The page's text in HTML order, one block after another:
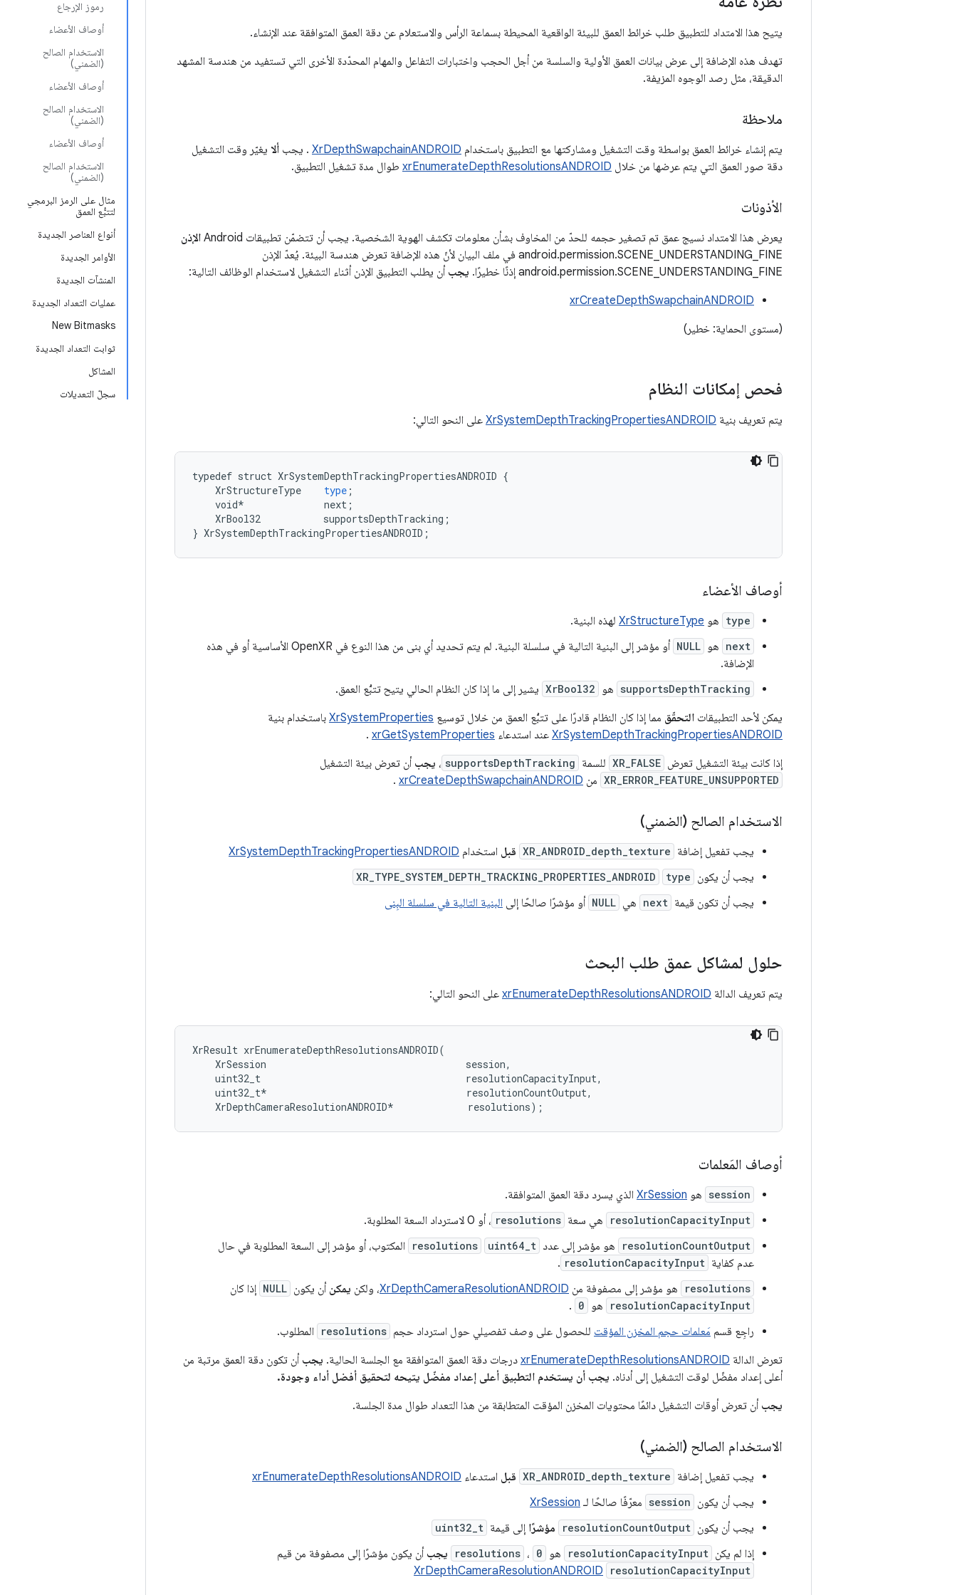
رموز الإرجاع
أوصاف الأعضاء
الاستخدام الصالح
(الضمني)
أوصاف الأعضاء
الاستخدام الصالح
(الضمني)
أوصاف الأعضاء
الاستخدام الصالح
(الضمني)
مثال على الرمز البرمجي
لتتبُّع العمق
أنواع العناصر الجديدة
الأوامر الجديدة
المنشآت الجديدة
عمليات التعداد الجديدة
New Bitmasks
ثوابت التعداد الجديدة
المشاكل
سجلّ التعديلات
يتيح هذا الامتداد للتطبيق طلب خرائط العمق للبيئة الواقعية المحيطة بسماعة الرأس والاستعلام عن دقة العمق المتوافقة عند الإنشاء.
تهدف هذه الإضافة إلى عرض بيانات العمق الأولية والسلسة من أجل الحجب واختبارات التفاعل والمهام المحدّدة الأخرى التي تستفيد من هندسة المشهد
الدقيقة، مثل رصد الوجوه المزيفة.
ملاحظة
يتم إنشاء خرائط العمق بواسطة وقت التشغيل ومشاركتها مع التطبيق باستخدام XrDepthSwapchainANDROID . يجب ألا يغيّر وقت التشغيل
دقة صور العمق التي يتم عرضها من خلال xrEnumerateDepthResolutionsANDROID طوال مدة تشغيل التطبيق.
الأذونات
يعرض هذا الامتداد نسيج عمق تم تصغير حجمه للحدّ من المخاوف بشأن معلومات تكشف الهوية الشخصية. يجب أن تتضمّن تطبيقات Android
الإذن
android.permission.SCENE_UNDERSTANDING_FINE في ملف البيان لأنّ هذه الإضافة تعرض هندسة البيئة. يُعدّ الإذن
android.permission.SCENE_UNDERSTANDING_FINE إذنًا خطيرًا.
يجب أن يطلب التطبيق الإذن أثناء التشغيل لاستخدام الوظائف التالية:
xrCreateDepthSwapchainANDROID
(مستوى الحماية: خطير)
فحص إمكانات النظام
يتم تعريف بنية XrSystemDepthTrackingPropertiesANDROID على النحو التالي:
typedef struct XrSystemDepthTrackingPropertiesANDROID {
XrStructureType
type ;
void* next ;
XrBool32
supportsDepthTracking ;
} XrSystemDepthTrackingPropertiesANDROID ;
أوصاف الأعضاء
type هو XrStructureType لهذه البنية.
next هو NULL
أو مؤشر إلى البنية التالية في سلسلة البنية. لم يتم تحديد أي بنى من هذا النوع في OpenXR الأساسية أو في هذه
الإضافة.
supportsDepthTracking هو XrBool32 يشير إلى ما إذا كان النظام الحالي يتيح تتبُّع العمق.
يمكن لأحد التطبيقات التحقّق مما إذا كان النظام قادرًا على تتبُّع العمق من خلال توسيع XrSystemProperties باستخدام بنية
XrSystemDepthTrackingPropertiesANDROID عند استدعاء xrGetSystemProperties
.
إذا كانت بيئة التشغيل تعرض XR_FALSE للسمة supportsDepthTracking ، يجب أن تعرض بيئة التشغيل
XR_ERROR_FEATURE_UNSUPPORTED من xrCreateDepthSwapchainANDROID
.
الاستخدام الصالح (الضمني)
يجب تفعيل إضافة XR_ANDROID_depth_texture قبل استخدام XrSystemDepthTrackingPropertiesANDROID
يجب أن يكون type
XR_TYPE_SYSTEM_DEPTH_TRACKING_PROPERTIES_ANDROID
يجب أن تكون قيمة next هي NULL أو مؤشرًا صالحًا إلى البنية التالية في سلسلة البِنى
حلول لمشاكل عمق طلب البحث
يتم تعريف الدالة xrEnumerateDepthResolutionsANDROID على النحو التالي:
XrResult xrEnumerateDepthResolutionsANDROID(
    XrSession                                   session,
    uint32_t                                    resolutionCapacityInput,
    uint32_t*                                   resolutionCountOutput,
أوصاف المَعلمات
session هو XrSession الذي يسرد دقة العمق المتوافقة.
resolutionCapacityInput هي سعة resolutions ، أو 0 لاسترداد السعة المطلوبة.
resolutionCountOutput هو مؤشر إلى عدد uint64_t
resolutions
المكتوب، أو مؤشر إلى السعة المطلوبة في حال
عدم كفاية resolutionCapacityInput
.
resolutions هو مؤشر إلى مصفوفة من XrDepthCameraResolutionANDROID، ولكن يمكن أن يكون NULL إذا كان
resolutionCapacityInput هو 0
.
راجِع قسم مَعلمات حجم المخزن المؤقت للحصول على وصف تفصيلي حول استرداد حجم resolutions
المطلوب.
تعرض الدالة xrEnumerateDepthResolutionsANDROID درجات دقة العمق المتوافقة مع الجلسة الحالية. يجب أن تكون دقة العمق مرتبة من
أعلى إعداد مفضّل لوقت التشغيل إلى أدناه. يجب أن يستخدم التطبيق أعلى إعداد مفضّل يتيحه لتحقيق أفضل أداء وجودة.
يجب أن تعرض أوقات التشغيل دائمًا محتويات المخزن المؤقت المتطابقة من هذا التعداد طوال مدة الجلسة.
الاستخدام الصالح (الضمني)
يجب تفعيل إضافة XR_ANDROID_depth_texture قبل استدعاء xrEnumerateDepthResolutionsANDROID
يجب أن يكون session معرّفًا صالحًا لـ XrSession
يجب أن يكون resolutionCountOutput مؤشرًا إلى قيمة uint32_t
إذا لم يكن resolutionCapacityInput هو 0 ، resolutions يجب أن يكون مؤشرًا إلى مصفوفة من قيم
resolutionCapacityInput
XrDepthCameraResolutionANDROID